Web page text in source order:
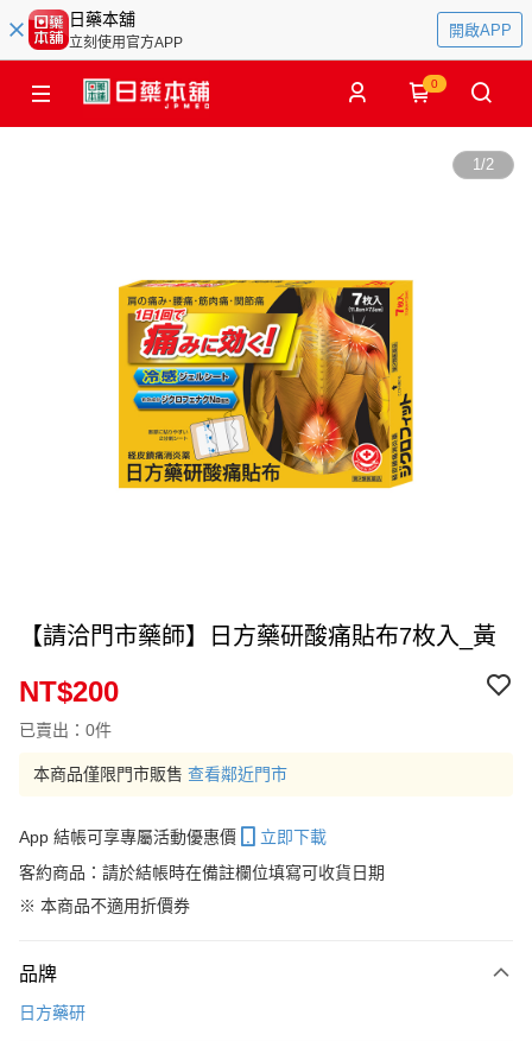
日藥本舖
立刻使用官方APP
開啟APP
0
1/2
【請洽門市藥師】日方藥研酸痛貼布7枚入_黃
NT$200
已賣出：0件
本商品僅限門市販售 查看鄰近門市
App 結帳可享專屬活動優惠價
立即下載
客約商品：請於結帳時在備註欄位填寫可收貨日期
※ 本商品不適用折價券
品牌
日方藥研